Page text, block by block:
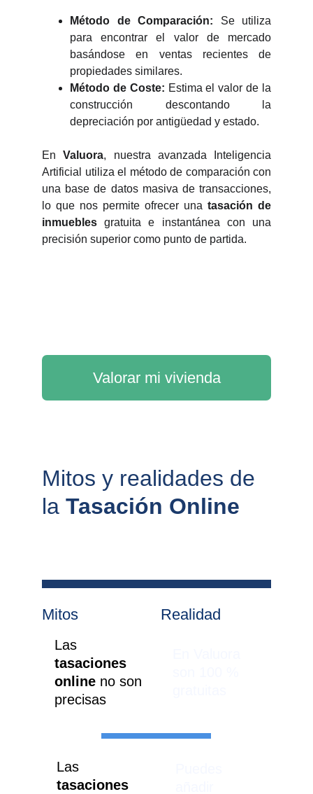
Método de Comparación: Se utiliza
para encontrar el valor de mercado
basándose en ventas recientes de
propiedades similares.
Método de Coste: Estima el valor de la
construcción descontando la
depreciación por antigüedad y estado.
EnValuora, nuestra avanzada Inteligencia
Artificial utiliza el método de comparación con
una base de datos masiva de transacciones,
lo que nos permite ofrecer una tasación de
inmuebles gratuita e instantánea con una
precisión superior como punto de partida.
Valorar mi vivienda
Mitos y realidades de
la Tasación Online
Mitos Realidad
Las
tasaciones
online no son
precisas
Las
tasaciones